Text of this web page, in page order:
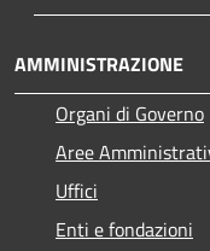
AMMINISTRAZIONE
Organi di Governo
Aree
Uffici
Enti e fondazioni